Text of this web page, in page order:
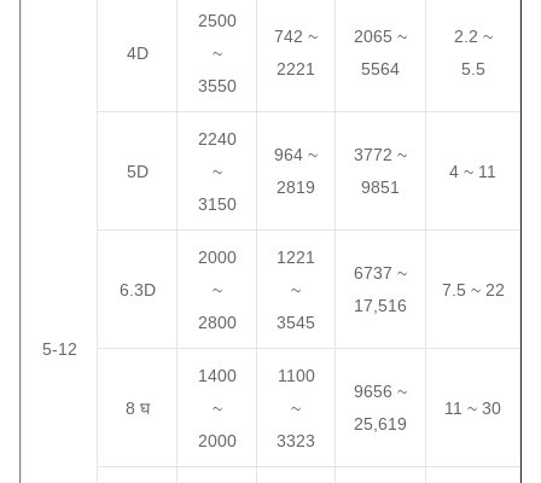
5-12
4D
2500
~
3550
742 ~
2221
2065 ~
5564
2.2 ~
5.5
5D
2240
~
3150
964 ~
2819
3772 ~
9851
4 ~ 11
6.3D
2000
~
2800
1221
~
3545
6737 ~
17,516
7.5 ~ 22
8 घ
1400
~
2000
1100
~
3323
9656 ~
25,619
11 ~ 30